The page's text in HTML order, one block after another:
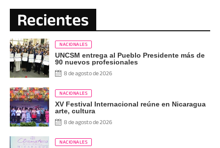
Recientes
NACIONALES
UNCSM entrega al Pueblo Presidente más de
90 nuevos profesionales
8 de agosto de 2026
NACIONALES
XV Festival Internacional reúne en Nicaragua
arte, cultura
8 de agosto de 2026
NACIONALES